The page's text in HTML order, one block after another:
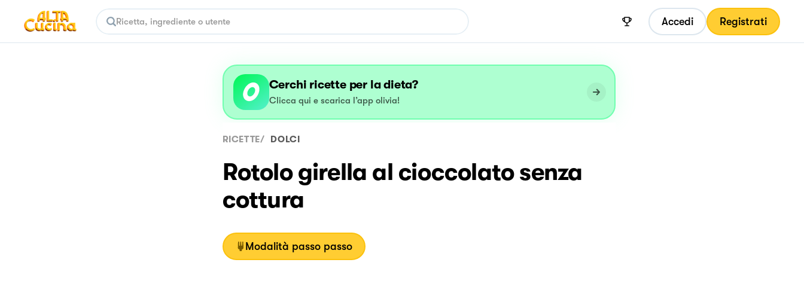
Accedi Registrati
Cerchi ricette per la dieta?
Clicca qui e scarica l’app olivia!
RICETTE/ DOLCI
Rotolo girella al cioccolato senza
cottura
Modalità passo passo